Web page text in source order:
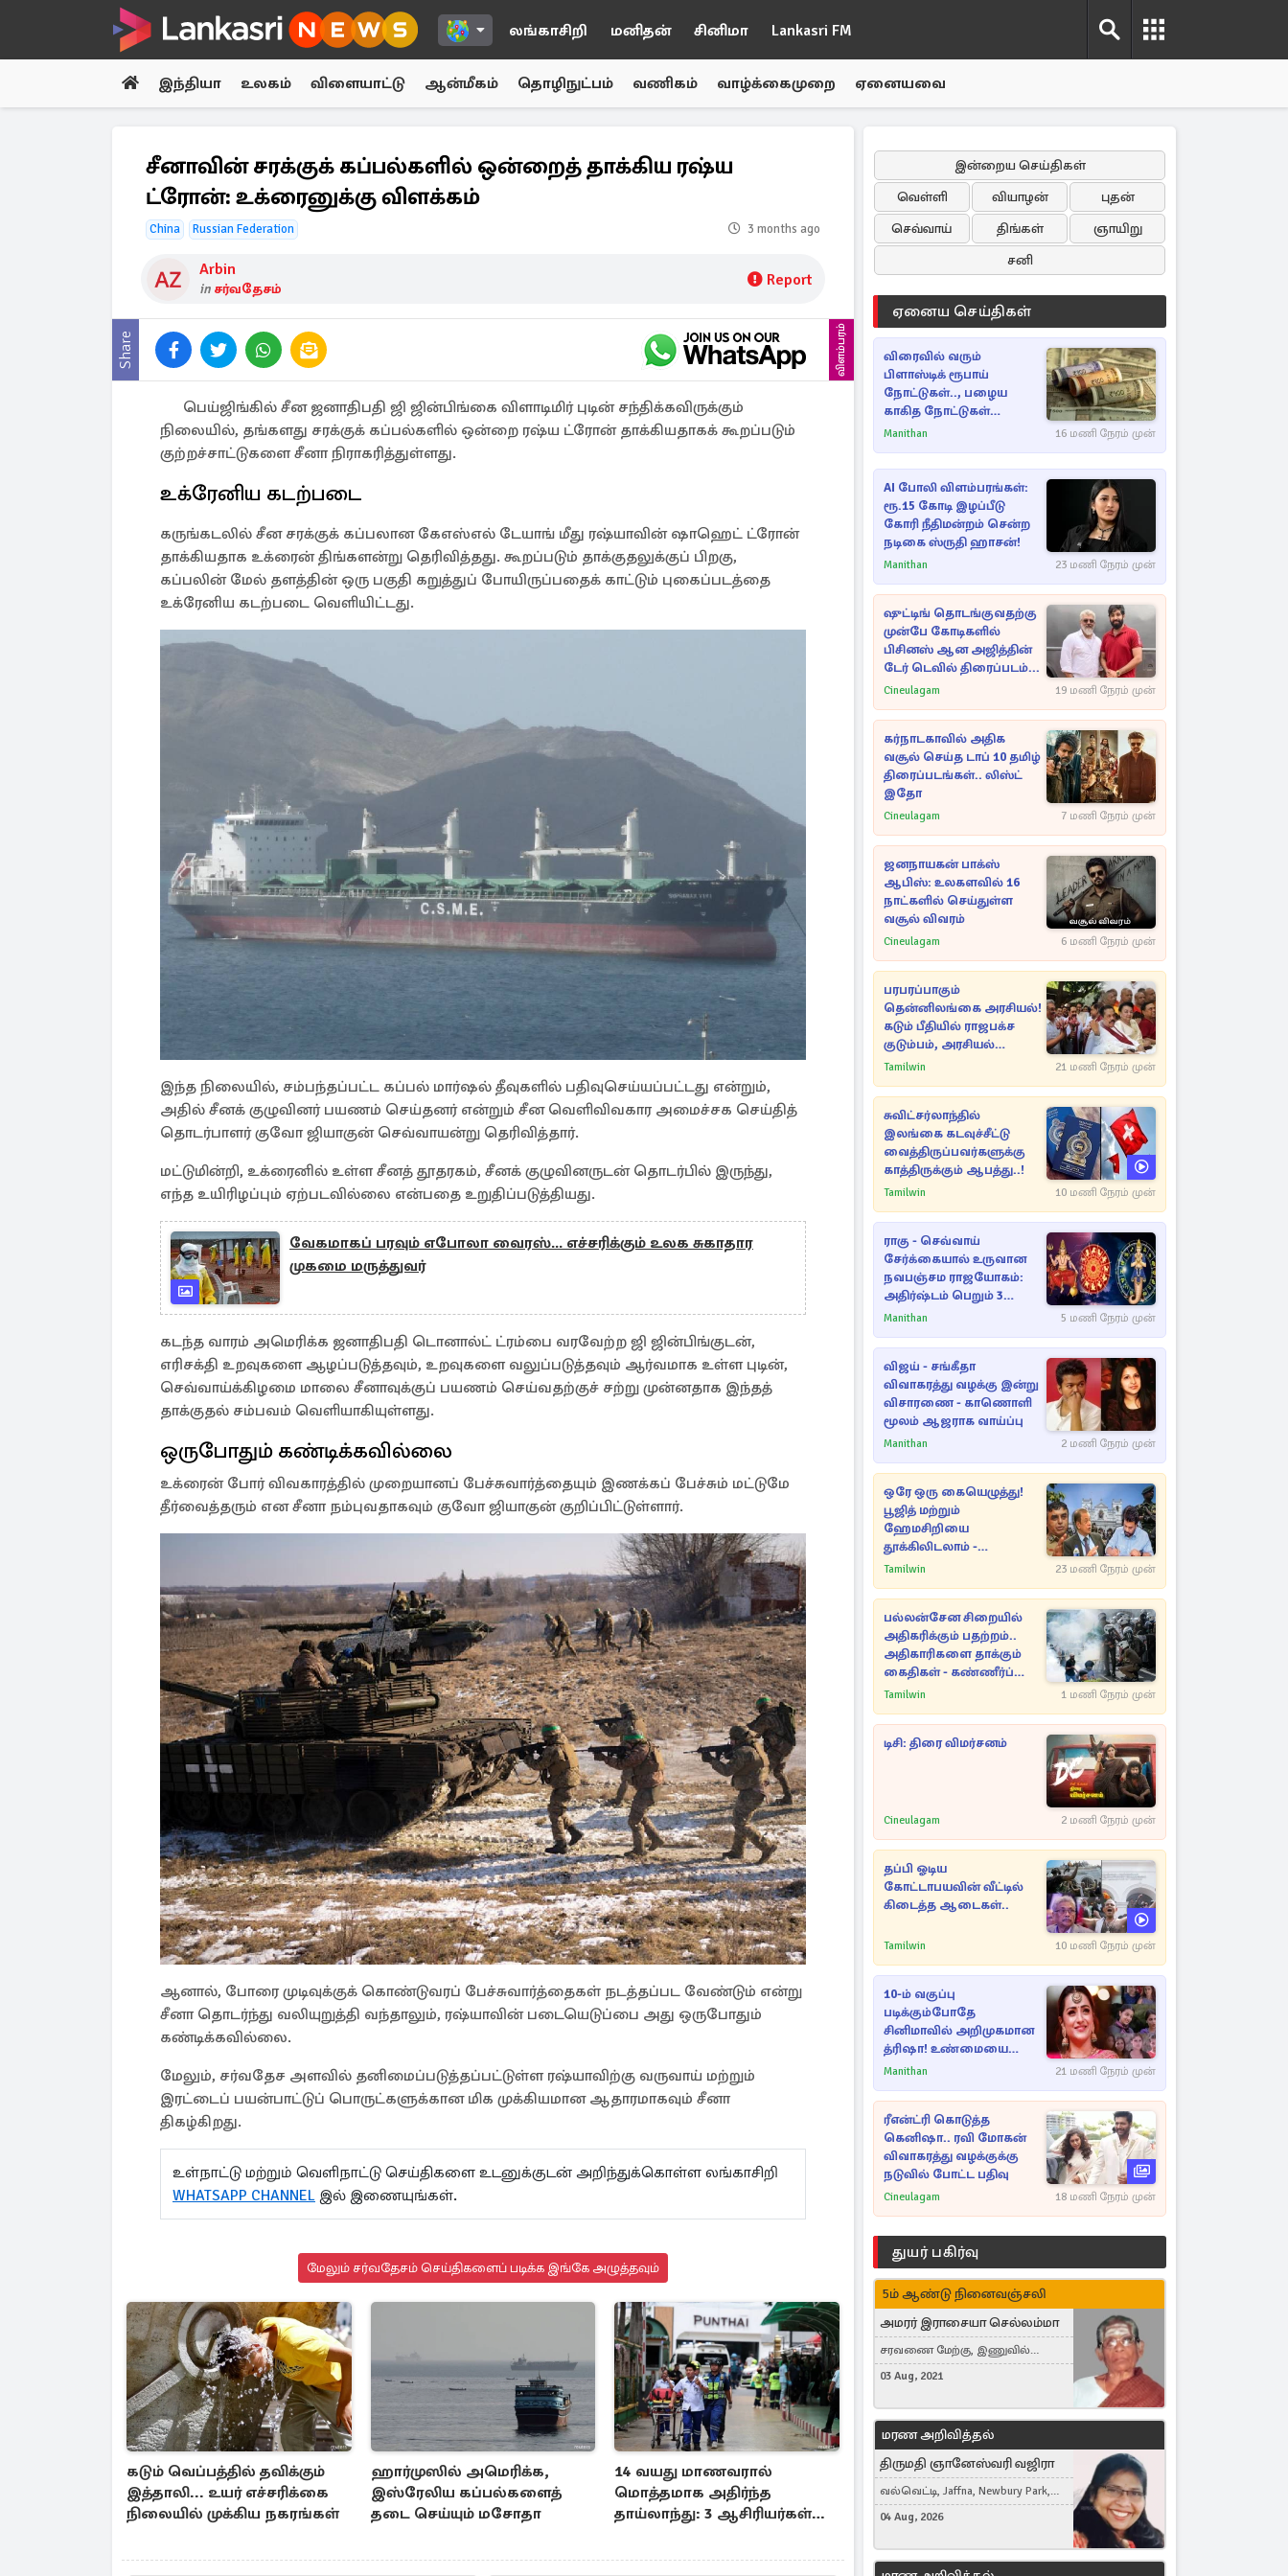
லங்காசிறி மனிதன் சினிமா Lankasri FM
இந்தியா உலகம் விளையாட்டு ஆன்மீகம் தொழிநுட்பம் வணிகம் வாழ்க்கைமுறை ஏனையவை
சீனாவின் சரக்குக் கப்பல்களில் ஒன்றைத் தாக்கிய ரஷ்ய
ட்ரோன்: உக்ரைனுக்கு விளக்கம்
China Russian Federation 3 months ago
Arbin
in சர்வதேசம் Report
Share விளம்பரம்
பெய்ஜிங்கில் சீன ஜனாதிபதி ஜி ஜின்பிங்கை விளாடிமிர் புடின் சந்திக்கவிருக்கும்
நிலையில், தங்களது சரக்குக் கப்பல்களில் ஒன்றை ரஷ்ய ட்ரோன் தாக்கியதாகக் கூறப்படும்
குற்றச்சாட்டுகளை சீனா நிராகரித்துள்ளது.
உக்ரேனிய கடற்படை
கருங்கடலில் சீன சரக்குக் கப்பலான கேஎஸ்எல் டேயாங் மீது ரஷ்யாவின் ஷாஹெட் ட்ரோன்
தாக்கியதாக உக்ரைன் திங்களன்று தெரிவித்தது. கூறப்படும் தாக்குதலுக்குப் பிறகு,
கப்பலின் மேல் தளத்தின் ஒரு பகுதி கறுத்துப் போயிருப்பதைக் காட்டும் புகைப்படத்தை
உக்ரேனிய கடற்படை வெளியிட்டது.
இந்த நிலையில், சம்பந்தப்பட்ட கப்பல் மார்ஷல் தீவுகளில் பதிவுசெய்யப்பட்டது என்றும்,
அதில் சீனக் குழுவினர் பயணம் செய்தனர் என்றும் சீன வெளிவிவகார அமைச்சக செய்தித்
தொடர்பாளர் குவோ ஜியாகுன் செவ்வாயன்று தெரிவித்தார்.
மட்டுமின்றி, உக்ரைனில் உள்ள சீனத் தூதரகம், சீனக் குழுவினருடன் தொடர்பில் இருந்து,
எந்த உயிரிழப்பும் ஏற்படவில்லை என்பதை உறுதிப்படுத்தியது.
வேகமாகப் பரவும் எபோலா வைரஸ்... எச்சரிக்கும் உலக சுகாதார
முகமை மருத்துவர்
கடந்த வாரம் அமெரிக்க ஜனாதிபதி டொனால்ட் ட்ரம்பை வரவேற்ற ஜி ஜின்பிங்குடன்,
எரிசக்தி உறவுகளை ஆழப்படுத்தவும், உறவுகளை வலுப்படுத்தவும் ஆர்வமாக உள்ள புடின்,
செவ்வாய்க்கிழமை மாலை சீனாவுக்குப் பயணம் செய்வதற்குச் சற்று முன்னதாக இந்தத்
தாக்குதல் சம்பவம் வெளியாகியுள்ளது.
ஒருபோதும் கண்டிக்கவில்லை
உக்ரைன் போர் விவகாரத்தில் முறையானப் பேச்சுவார்த்தையும் இணக்கப் பேச்சும் மட்டுமே
தீர்வைத்தரும் என சீனா நம்புவதாகவும் குவோ ஜியாகுன் குறிப்பிட்டுள்ளார்.
ஆனால், போரை முடிவுக்குக் கொண்டுவரப் பேச்சுவார்த்தைகள் நடத்தப்பட வேண்டும் என்று
சீனா தொடர்ந்து வலியுறுத்தி வந்தாலும், ரஷ்யாவின் படையெடுப்பை அது ஒருபோதும்
கண்டிக்கவில்லை.
மேலும், சர்வதேச அளவில் தனிமைப்படுத்தப்பட்டுள்ள ரஷ்யாவிற்கு வருவாய் மற்றும்
இரட்டைப் பயன்பாட்டுப் பொருட்களுக்கான மிக முக்கியமான ஆதாரமாகவும் சீனா
திகழ்கிறது.
உள்நாட்டு மற்றும் வெளிநாட்டு செய்திகளை உடனுக்குடன் அறிந்துக்கொள்ள லங்காசிறி
WHATSAPP CHANNEL இல் இணையுங்கள்.
மேலும் சர்வதேசம் செய்திகளைப் படிக்க இங்கே அழுத்தவும்
கடும் வெப்பத்தில் தவிக்கும்
இத்தாலி... உயர் எச்சரிக்கை
நிலையில் முக்கிய நகரங்கள்
ஹார்முஸில் அமெரிக்க,
இஸ்ரேலிய கப்பல்களைத்
தடை செய்யும் மசோதா
14 வயது மாணவரால்
மொத்தமாக அதிர்ந்த
தாய்லாந்து: 3 ஆசிரியர்கள்
இன்றைய செய்திகள்
வெள்ளி
வியாழன்
புதன்
செவ்வாய்
திங்கள்
ஞாயிறு
சனி
ஏனைய செய்திகள்
விரைவில் வரும்
பிளாஸ்டிக் ரூபாய்
நோட்டுகள்.., பழைய
காகித நோட்டுகள்
செல்லுமா?
Manithan 16 மணி நேரம் முன்
AI போலி விளம்பரங்கள்:
ரூ.15 கோடி இழப்பீடு
கோரி நீதிமன்றம் சென்ற
நடிகை ஸ்ருதி ஹாசன்!
Manithan 23 மணி நேரம் முன்
ஷுட்டிங் தொடங்குவதற்கு
முன்பே கோடிகளில்
பிசினஸ் ஆன அஜித்தின்
டேர் டெவில் திரைப்படம்...
Cineulagam 19 மணி நேரம் முன்
கர்நாடகாவில் அதிக
வசூல் செய்த டாப் 10 தமிழ்
திரைப்படங்கள்.. லிஸ்ட்
இதோ
Cineulagam 7 மணி நேரம் முன்
ஜனநாயகன் பாக்ஸ்
ஆபிஸ்: உலகளவில் 16
நாட்களில் செய்துள்ள
வசூல் விவரம்
Cineulagam 6 மணி நேரம் முன்
பரபரப்பாகும்
தென்னிலங்கை அரசியல்!
கடும் பீதியில் ராஜபக்ச
குடும்பம், அரசியல்
நட்புகள்
Tamilwin 21 மணி நேரம் முன்
சுவிட்சர்லாந்தில்
இலங்கை கடவுச்சீட்டு
வைத்திருப்பவர்களுக்கு
காத்திருக்கும் ஆபத்து..!
Tamilwin 10 மணி நேரம் முன்
ராகு - செவ்வாய்
சேர்க்கையால் உருவான
நவபஞ்சம ராஜயோகம்:
அதிர்ஷ்டம் பெறும் 3
ராசிகள்!
Manithan 5 மணி நேரம் முன்
விஜய் - சங்கீதா
விவாகரத்து வழக்கு இன்று
விசாரணை - காணொளி
மூலம் ஆஜராக வாய்ப்பு
Manithan 2 மணி நேரம் முன்
ஒரே ஒரு கையெழுத்து!
பூஜித் மற்றும்
ஹேமசிறியை
தூக்கிலிடலாம் -
அநுரவுக்குச் சென்ற
Tamilwin 23 மணி நேரம் முன்
பல்லன்சேன சிறையில்
அதிகரிக்கும் பதற்றம்..
அதிகாரிகளை தாக்கும்
கைதிகள் - கண்ணீர்ப்
புகை பிரயோகம்
Tamilwin 1 மணி நேரம் முன்
டிசி: திரை விமர்சனம்
Cineulagam 2 மணி நேரம் முன்
தப்பி ஓடிய
கோட்டாபயவின் வீட்டில்
கிடைத்த ஆடைகள்..
Tamilwin 10 மணி நேரம் முன்
10-ம் வகுப்பு
படிக்கும்போதே
சினிமாவில் அறிமுகமான
த்ரிஷா! உண்மையை
பகிர்ந்த இயக்குநர் பிரவீன்
Manithan 21 மணி நேரம் முன்
ரீஎன்ட்ரி கொடுத்த
கெனிஷா.. ரவி மோகன்
விவாகரத்து வழக்குக்கு
நடுவில் போட்ட பதிவு
Cineulagam 18 மணி நேரம் முன்
துயர் பகிர்வு
5ம் ஆண்டு நினைவஞ்சலி
அமரர் இராசையா செல்லம்மா
சரவணை மேற்கு, இணுவில்
கிழக்கு
03 Aug, 2021
மரண அறிவித்தல்
திருமதி ஞானேஸ்வரி வஜிரா
வல்வெட்டி, Jaffna, Newbury Park,
United Kingdom
04 Aug, 2026